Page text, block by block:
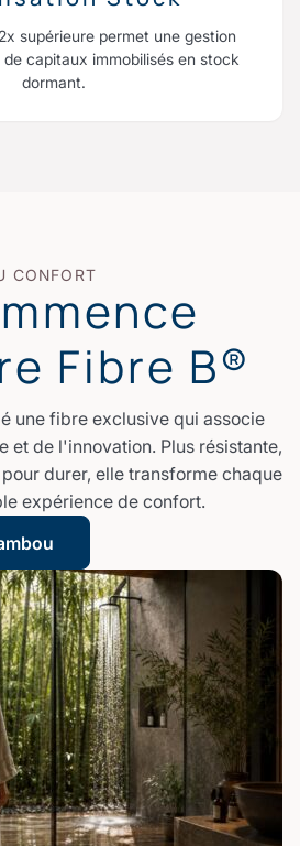
supérieure permet une gestion
capitaux immobilisés en stock
dormant.
CONFORT
Fibre B®
une fibre exclusive qui associe
et de l'innovation. Plus résistante,
durer, elle transforme chaque
expérience de confort.